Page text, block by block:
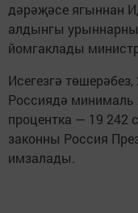
дәрәҗәсе ягыннан
алдынгы
йомгаклады
Исегезгә
Россиядә минималь
процентка — 19 242
законны Россия
имзалады.